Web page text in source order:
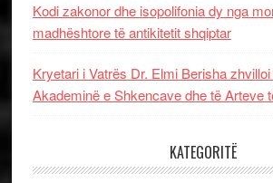
Kodi zakonor dhe isopolifonia dy nga
madhështore të antikitetit shqiptar
Kryetari i Vatrës Dr. Elmi Berisha
Akademinë e Shkencave dhe të Arteve
KATEGORITË